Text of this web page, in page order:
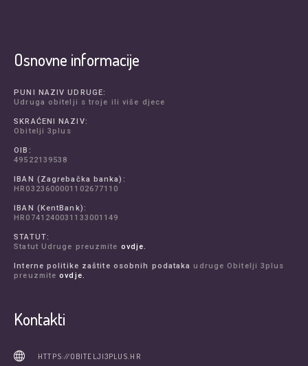
Osnovne informacije
PUNI NAZIV UDRUGE:
Udruga obitelji s troje ili više djece
SKRAĆENI NAZIV:
Obitelji 3plus
OIB:
49522139538
IBAN (Zagrebačka banka):
HR0323600001102677110
IBAN (KentBank):
HR0741240031133001149
STATUT:
Statut Udruge preuzmite ovdje.
Interne politike zaštite osobnih podataka udruge Obitelji 3plus
preuzmiteovdje.
Kontakti
HTTPS://OBITELJI3PLUS.HR